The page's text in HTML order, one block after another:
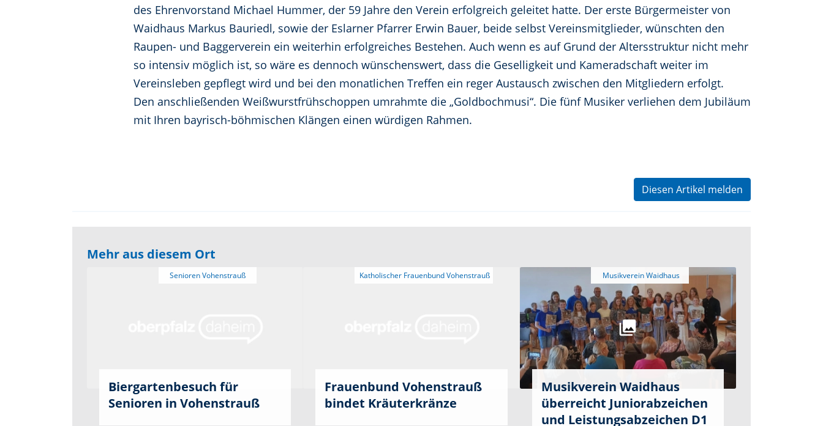
des Ehrenvorstand Michael Hummer, der 59 Jahre den Verein erfolgreich geleitet hatte. Der erste Bürgermeister von
Waidhaus Markus Bauriedl, sowie der Eslarner Pfarrer Erwin Bauer, beide selbst Vereinsmitglieder, wünschten den
Raupen- und Baggerverein ein weiterhin erfolgreiches Bestehen. Auch wenn es auf Grund der Altersstruktur nicht mehr
so intensiv möglich ist, so wäre es dennoch wünschenswert, dass die Geselligkeit und Kameradschaft weiter im
Vereinsleben gepflegt wird und bei den monatlichen Treffen ein reger Austausch zwischen den Mitgliedern erfolgt.
Den anschließenden Weißwurstfrühschoppen umrahmte die „Goldbochmusi“. Die fünf Musiker verliehen dem Jubiläum
mit Ihren bayrisch-böhmischen Klängen einen würdigen Rahmen.
Diesen Artikel melden
Mehr aus diesem Ort
Biergartenbesuch für
Senioren in Vohenstrauß
Katholischer Frauenbund Vohenstrauß
Frauenbund Vohenstrauß
bindet Kräuterkränze
Musikverein Waidhaus
Musikverein Waidhaus
überreicht Juniorabzeichen
und Leistungsabzeichen D1